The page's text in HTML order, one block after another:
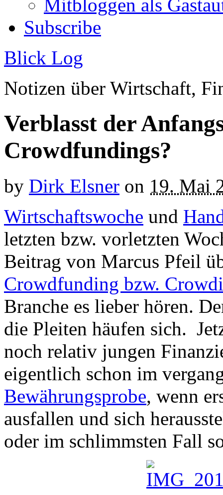
Mitbloggen als
Subscribe
Blick Log
Notizen über Wirtschaft,
Verblasst der
Crowdfundings?
by Dirk Elsner on 19. Mai
Wirtschaftswoche und
letzten bzw. vorletzten
Beitrag von Marcus Pfeil
Crowdfunding bzw.
Branche es lieber hören.
die Pleiten häufen sich.
noch relativ jungen
eigentlich schon im
Bewährungsprobe, wenn
ausfallen und sich
oder im schlimmsten Fall